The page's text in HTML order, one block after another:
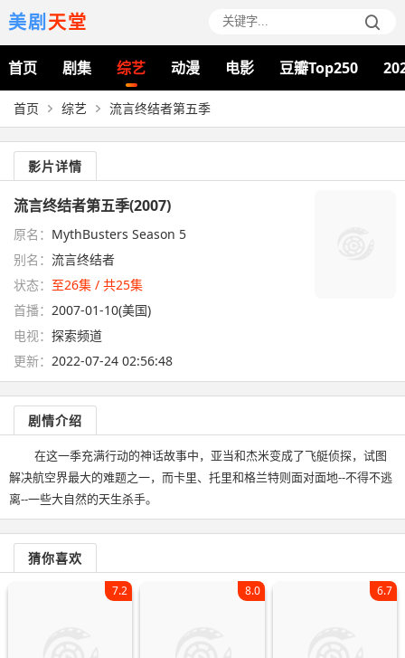
美剧天堂
首页 剧集 综艺 动漫 电影 豆瓣Top250
首页 综艺 流言终结者第五季
影片详情
流言终结者第五季(2007)
原名： MythBusters Season 5
别名： 流言终结者
状态： 至26集 / 共25集
首播： 2007-01-10(美国)
电视： 探索频道
更新： 2022-07-24 02:56:48
剧情介绍
在这一季充满行动的神话故事中，亚当和杰米变成了飞艇侦探，试图
解决航空界最大的难题之一，而卡里、托里和格兰特则面对面地--不得不逃
离--一些大自然的天生杀手。
猜你喜欢
7.2 8.0 6.7